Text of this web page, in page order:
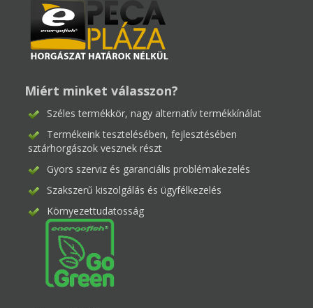
Miért minket válasszon?
Széles termékkör, nagy alternatív termékkínálat
Termékeink tesztelésében, fejlesztésében
sztárhorgászok vesznek részt
Gyors szerviz és garanciális problémakezelés
Szakszerű kiszolgálás és ügyfélkezelés
Környezettudatosság